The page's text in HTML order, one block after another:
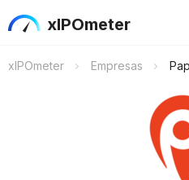
xIPOmeter
xIPOmeter Empresas